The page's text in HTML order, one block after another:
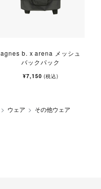
agnes b. x arena メッシュ
バックパック
¥7,150(税込)
ウェア
その他ウェア